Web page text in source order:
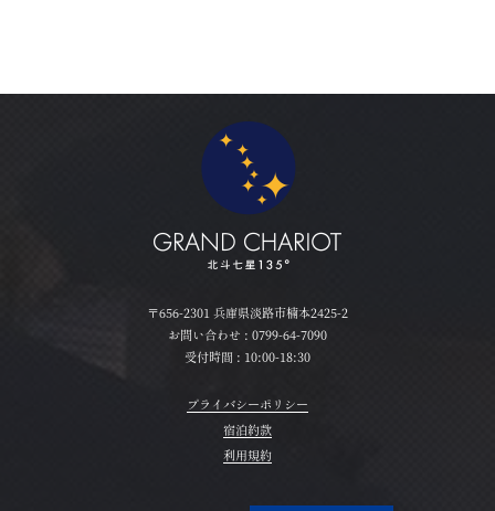
〒656-2301 兵庫県淡路市楠本2425-2
お問い合わせ : 0799-64-7090
受付時間 : 10:00-18:30
プライバシーポリシー
宿泊約款
利用規約